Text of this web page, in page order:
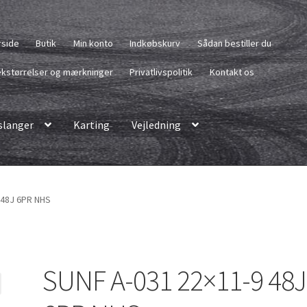
Butik Min konto Indkøbskurv Sådan bestiller du
og mærkninger Privatlivspolitik Kontakt os
Karting
Vejledning
6PR NHS
SUNF A-031 22×11-9 48J